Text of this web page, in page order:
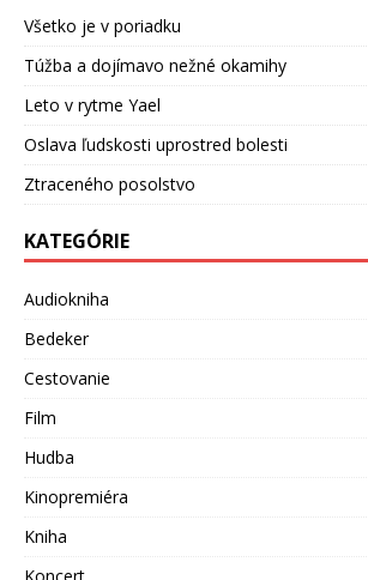
Všetko je v poriadku
Túžba a dojímavo nežné okamihy
Leto v rytme Yael
Oslava ľudskosti uprostred bolesti
Ztraceného posolstvo
KATEGÓRIE
Audiokniha
Bedeker
Cestovanie
Film
Hudba
Kinopremiéra
Kniha
Koncert